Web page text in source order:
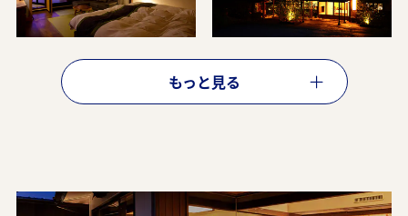
ANAトラベラーズ厳選 箱根 ANAトラベラーズ厳選 湯河原
もっと見る